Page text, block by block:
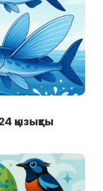
қызықты